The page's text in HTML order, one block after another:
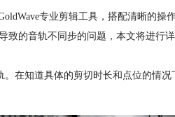
专业剪辑工具，搭配清晰的操
致的音轨不同步的问题，本文将进行详
在知道具体的剪切时长和点位的情况